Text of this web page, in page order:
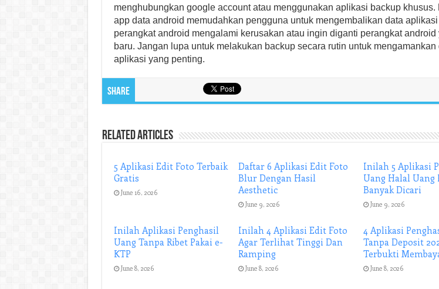
menghubungkan google account atau menggunakan aplikasi backup khusus.
app data android memudahkan pengguna untuk mengembalikan data
perangkat android mengalami kerusakan atau ingin diganti perangkat android
baru. Jangan lupa untuk melakukan backup secara rutin untuk mengamankan
aplikasi yang penting.
Share
Related Articles
5 Aplikasi Edit Foto Terbaik
Gratis
June 16, 2026
Daftar 6 Aplikasi Edit Foto
Blur Dengan Hasil
Aesthetic
June 9, 2026
Inilah 5 Aplikasi
Uang Halal Uang
Banyak Dicari
June 9, 2026
Inilah Aplikasi Penghasil
Uang Tanpa Ribet Pakai e-
KTP
June 8, 2026
Inilah 4 Aplikasi Edit Foto
Agar Terlihat Tinggi Dan
Ramping
June 8, 2026
4 Aplikasi
Tanpa Deposit
Terbukti
June 8, 2026